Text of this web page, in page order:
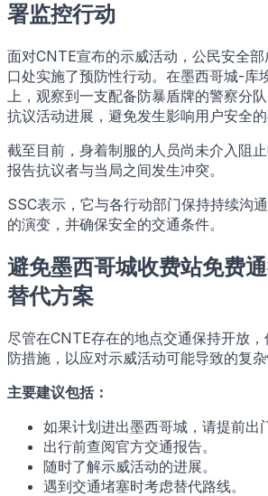
署监控行动
面对CNTE宣布的示威活动，公民安全
口处实施了预防性行动。在墨西哥城-库
上，观察到一支配备防暴盾牌的警察分
抗议活动进展，避免发生影响用户安全的
截至目前，身着制服的人员尚未介入阻
报告抗议者与当局之间发生冲突。
SSC表示，它与各行动部门保持持续沟
的演变，并确保安全的交通条件。
避免墨西哥城收费站免费
替代方案
尽管在CNTE存在的地点交通保持开放
防措施，以应对示威活动可能导致的复杂
主要建议包括：
如果计划进出墨西哥城，请提前出
出行前查阅官方交通报告。
随时了解示威活动的进展。
遇到交通堵塞时考虑替代路线。